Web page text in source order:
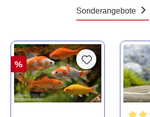
Sonderangebote
%